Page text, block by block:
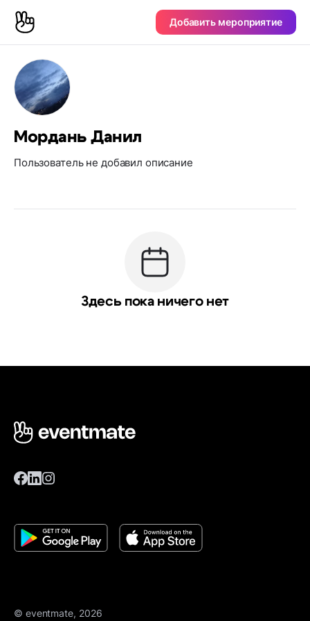
Добавить мероприятие
Мордань Данил
Пользователь не добавил описание
Здесь пока ничего нет
© eventmate, 2026